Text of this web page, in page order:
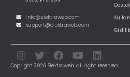
info@elektraweb.com
support@elektraweb.com
Copright 2026 Elektraweb. all right reserved.